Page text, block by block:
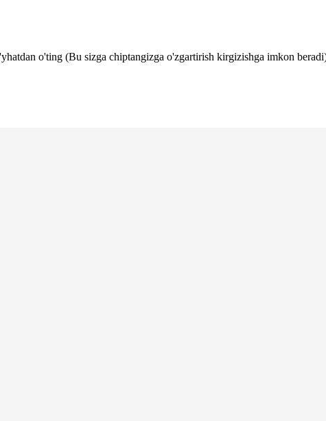
o'ting (Bu sizga chiptangizga o'zgartirish kirgizishga imkon